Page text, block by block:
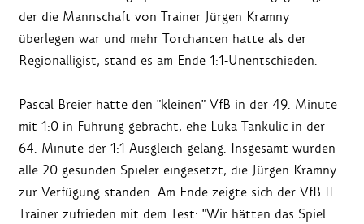
der die Mannschaft von Trainer Jürgen Kramny
überlegen war und mehr Torchancen hatte als der
Regionalligist, stand es am Ende 1:1-Unentschieden.
Pascal Breier hatte den "kleinen" VfB in der 49. Minute
mit 1:0 in Führung gebracht, ehe Luka Tankulic in der
64. Minute der 1:1-Ausgleich gelang. Insgesamt wurden
alle 20 gesunden Spieler eingesetzt, die Jürgen Kramny
zur Verfügung standen. Am Ende zeigte sich der VfB II
Trainer zufrieden mit dem Test: "Wir hätten das Spiel